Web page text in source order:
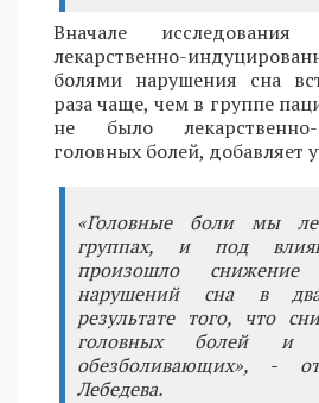
Вначале
лекарственно-
болями нарушения сна
раза чаще, чем в группе
не было лекарственно-
головных болей, добавляет
«Головные боли мы
группах, и под
произошло снижение
нарушений сна в
результате того, что
головных болей и
обезболивающих», -
Лебедева.